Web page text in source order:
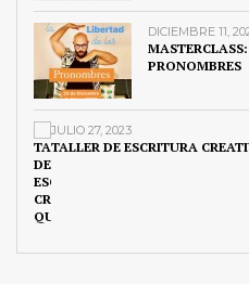
DICIEMBRE 11,
PRONOMBRES
JULIO 27, 2023
TALLER DE ESCRITURA